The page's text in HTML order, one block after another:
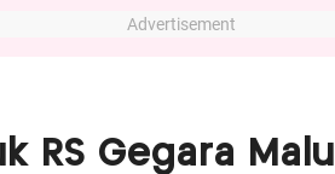
Advertisement
RS Gegara Malu